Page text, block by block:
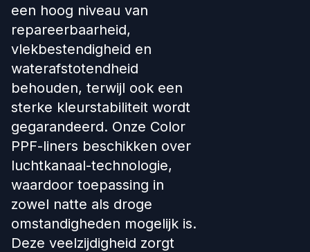
een hoog niveau van
repareerbaarheid,
vlekbestendigheid en
waterafstotendheid
behouden, terwijl ook een
sterke kleurstabiliteit wordt
gegarandeerd. Onze Color
PPF-liners beschikken over
luchtkanaal-technologie,
waardoor toepassing in
zowel natte als droge
omstandigheden mogelijk is.
Deze veelzijdigheid zorgt